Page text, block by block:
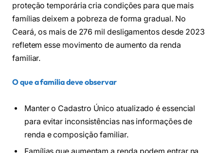
proteção temporária cria condições para que mais
famílias deixem a pobreza de forma gradual. No
Ceará, os mais de 276 mil desligamentos desde 2023
refletem esse movimento de aumento da renda
familiar.
O que a família deve observar
Manter o Cadastro Único atualizado é essencial
para evitar inconsistências nas informações de
renda e composição familiar.